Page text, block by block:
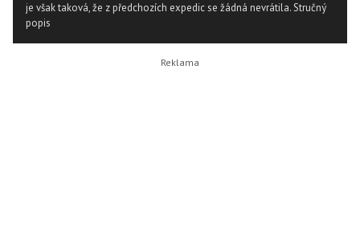
je však taková, že z předchozích expedic se žádná nevrátila.Stručný
popis